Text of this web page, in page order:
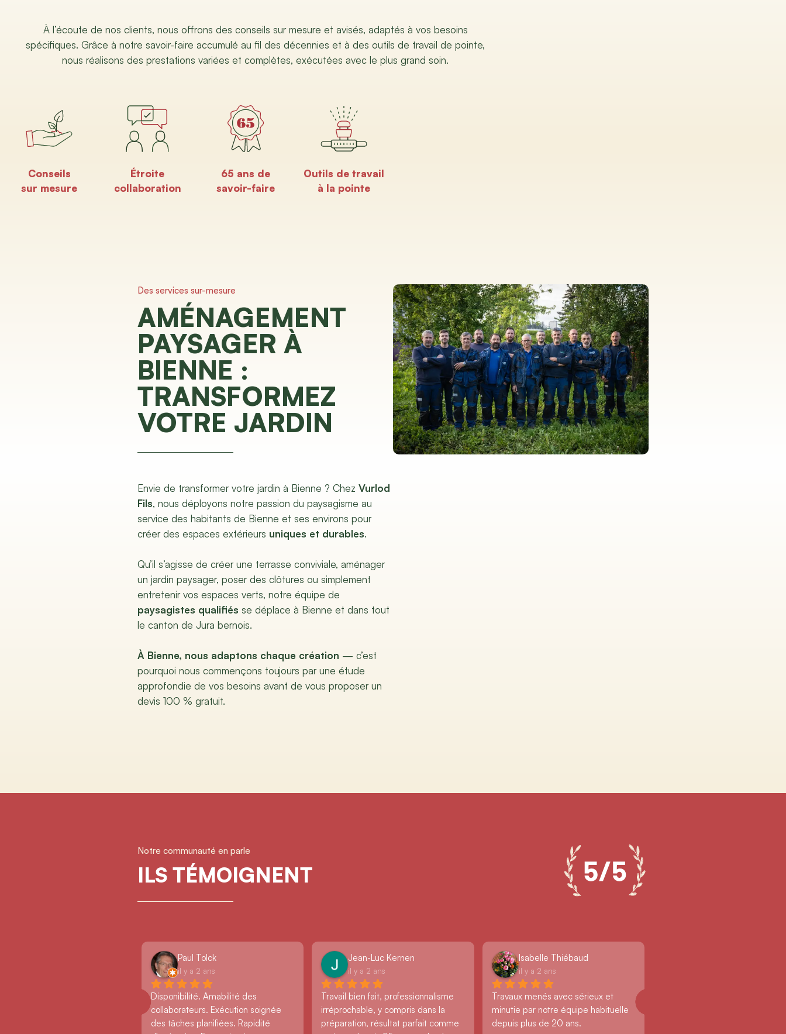
À l’écoute de nos clients, nous offrons des conseils sur mesure et avisés, adaptés à vos besoins
spécifiques. Grâce à notre savoir-faire accumulé au fil des décennies et à des outils de travail de pointe,
nous réalisons des prestations variées et complètes, exécutées avec le plus grand soin.
Conseils
sur mesure
Étroite
collaboration
65 ans de
savoir-faire
Outils de travail
à la pointe
Des services sur-mesure
AMÉNAGEMENT
PAYSAGER À
BIENNE :
TRANSFORMEZ
VOTRE JARDIN
Envie de transformer votre jardin à Bienne ? ChezVurlod
Fils, nous déployons notre passion du paysagisme au
service des habitants de Bienne et ses environs pour
créer des espaces extérieurs uniques et durables.
Qu’il s’agisse de créer une terrasse conviviale, aménager
un jardin paysager, poser des clôtures ou simplement
entretenir vos espaces verts, notre équipe de
paysagistes qualifiés se déplace à Bienne et dans tout
le canton de Jura bernois.
À Bienne, nous adaptons chaque création — c’est
pourquoi nous commençons toujours par une étude
approfondie de vos besoins avant de vous proposer un
devis 100 % gratuit.
Notre communauté en parle
ILS TÉMOIGNENT
Paul Tolck
il y a 2 ans
Disponibilité. Amabilité des
collaborateurs. Exécution soignée
des tâches planifiées. Rapidité
Jean-Luc Kernen
il y a 2 ans
Travail bien fait, professionnalisme
irréprochable, y compris dans la
préparation, résultat parfait comme
Isabelle Thiébaud
il y a 2 ans
Travaux menés avec sérieux et
minutie par notre équipe habituelle
depuis plus de 20 ans.